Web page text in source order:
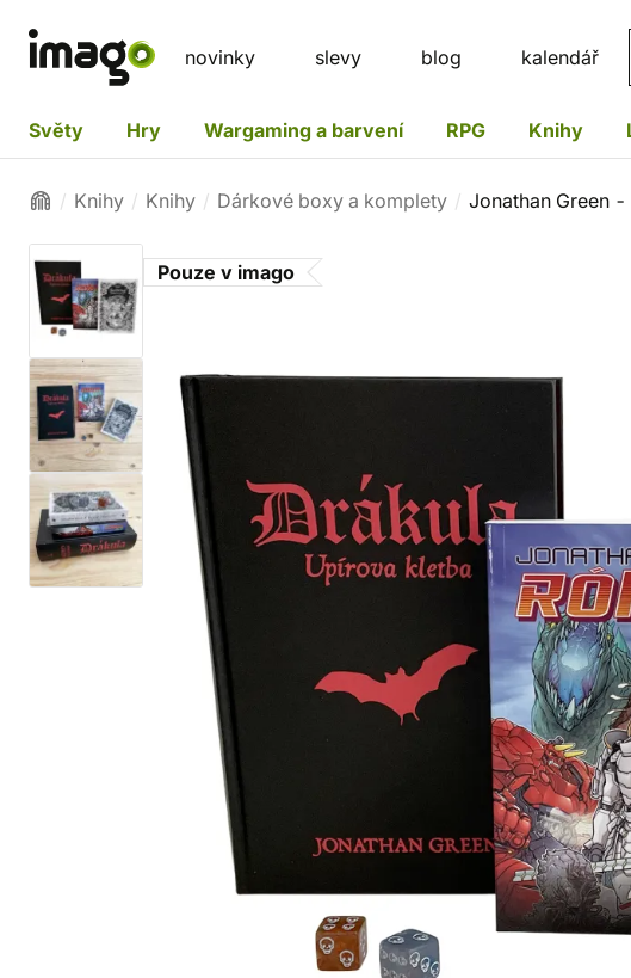
novinky slevy blog kalendář
Světy Hry Wargaming a barvení RPG Knihy
Knihy Knihy Dárkové boxy a komplety Jonathan Green
Pouze v imago